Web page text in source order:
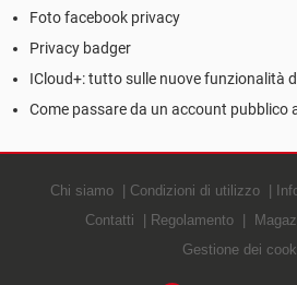
Foto facebook privacy
Privacy badger
ICloud+: tutto sulle nuove funzionalità
Come passare da un account pubblico
Chi siamo Condizioni di utilizzo
Contatti
Regolamento
Gestione dei